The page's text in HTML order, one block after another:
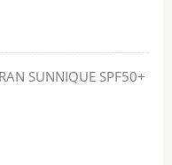
SUNNIQUE SPF50+